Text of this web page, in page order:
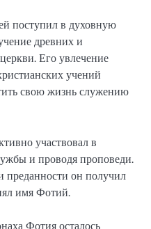
поступил в духовную
древних и
Его увлечение
учений
свою жизнь служению
участвовал в
и проводя проповеди.
преданности он получил
имя Фотий.
Фотия осталось